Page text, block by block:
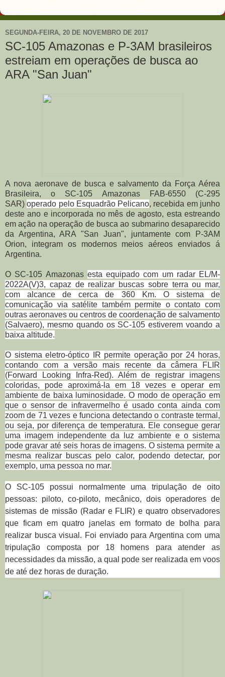
SEGUNDA-FEIRA, 20 DE NOVEMBRO DE 2017
SC-105 Amazonas e P-3AM brasileiros
estreiam em operações de busca ao
ARA "San Juan"
A nova aeronave de busca e salvamento da Força Aérea
Brasileira, o SC-105 Amazonas FAB-6550 (C-295
SAR)operado pelo Esquadrão Pelicano, recebida em junho
deste ano e incorporada no mês de agosto, esta estreando
em ação na operação de busca ao submarino desaparecido
da Argentina, ARA "San Juan", juntamente com P-3AM
Orion, integram os modernos meios aéreos enviados á
Argentina.
O SC-105 Amazonas esta equipado com um radar EL/M-
2022A(V)3, capaz de realizar buscas sobre terra ou mar,
com alcance de cerca de 360 Km. O sistema de
comunicação via satélite também permite o contato com
outras aeronaves ou centros de coordenação de salvamento
(Salvaero), mesmo quando os SC-105 estiverem voando a
baixa altitude.
O sistema eletro-óptico IR permite operação por 24 horas,
contando com a versão mais recente da câmera FLIR
(Forward Looking Infra-Red). Além de registrar imagens
coloridas, pode aproximá-la em 18 vezes e operar em
ambiente de baixa luminosidade. O modo de operação em
que o sensor de infravermelho é usado conta ainda com
zoom de 71 vezes e funciona detectando o contraste termal,
ou seja, por diferença de temperatura. Ele consegue gerar
uma imagem independente da luz ambiente e o sistema
pode gravar até seis horas de imagens. Osistema permite a
mesma realizar buscas pelo calor, podendo detectar, por
exemplo, uma pessoa no mar.
O SC-105 possui normalmente uma tripulação de oito
pessoas: piloto, co-piloto, mecânico, dois operadores de
sistemas de missão (Radar e FLIR) e quatro observadores
que ficam em quatro janelas em formato de bolha para
realizar busca visual. Foi enviado para Argentina com uma
tripulação composta por 18 homens para atender as
necessidades da missão, a qual pode ser realizada em voos
de até dez horas de duração.